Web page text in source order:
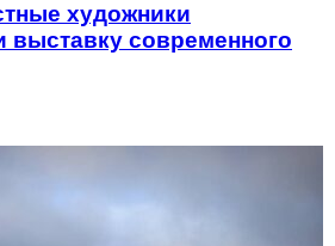
художники
выставку современного